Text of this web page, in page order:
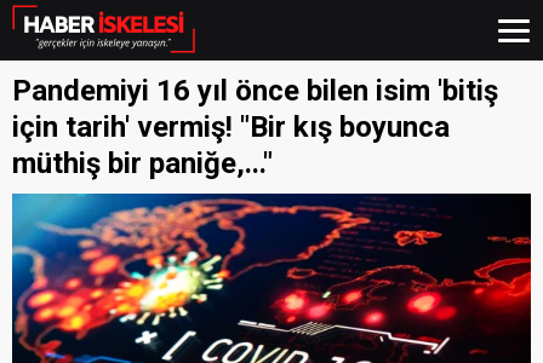
Pandemiyi 16 yıl önce bilen isim 'bitiş
için tarih' vermiş! "Bir kış boyunca
müthiş bir paniğe,..."